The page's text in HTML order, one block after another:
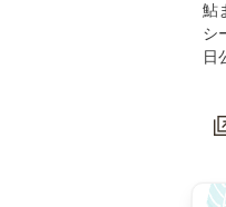
鮎
シ
日